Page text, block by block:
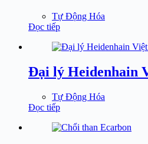
Tự Động Hóa
Đọc tiếp
Đại lý Heidenhain
Tự Động Hóa
Đọc tiếp